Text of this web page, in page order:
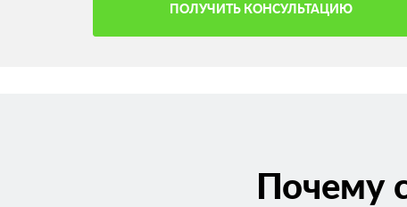
ПОЛУЧИТЬ КОНСУЛЬТАЦИЮ
Почему